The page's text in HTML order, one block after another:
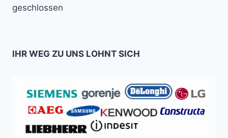
geschlossen
IHR WEG ZU UNS LOHNT SICH